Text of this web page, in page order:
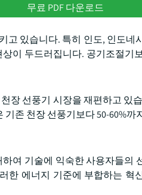
무료 PDF 다운로드
있습니다. 특히 인도, 인도네
이 두드러집니다. 공기조절기
장 선풍기 시장을 재편하고 있
기존 천장 선풍기보다 50-60%
여 기술에 익숙한 사용자들의
한 에너지 기준에 부합하는 혁